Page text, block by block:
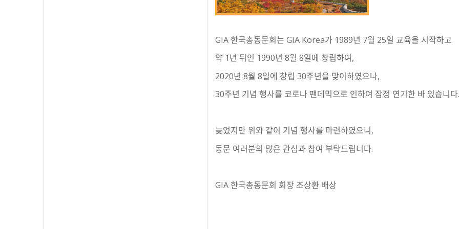
GIA 한국총동문회는 GIA Korea가 1989년 7월 25일 교육을 시작하고
약 1년 뒤인 1990년 8월 8일에 창립하여,
2020년 8월 8일에 창립 30주년을 맞이하였으나,
30주년 기념 행사를 코로나 팬데믹으로 인하여 잠정 연기한 바 있습니
늦었지만 위와 같이 기념 행사를 마련하였으니,
동문 여러분의 많은 관심과 참여 부탁드립니다.
GIA 한국총동문회 회장 조상환 배상